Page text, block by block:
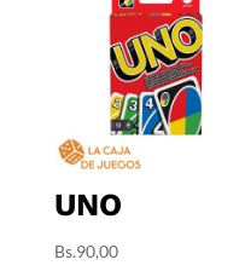
UNO
Bs.90,00